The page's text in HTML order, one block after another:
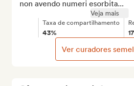
non avendo numeri esorbita...
Veja mais
Taxa de compartilhamento
43%
Ver curadores